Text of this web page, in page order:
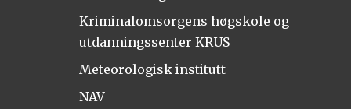
Kriminalomsorgens høgskole og
utdanningssenter KRUS
Meteorologisk institutt
NAV